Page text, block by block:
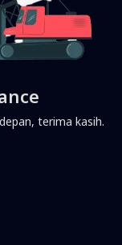
terima kasih.